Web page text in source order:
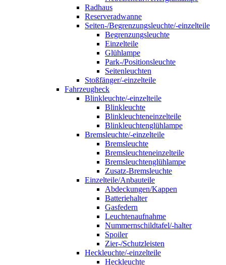
Radhaus
Reserveradwanne
Seiten-/Begrenzungsleuchte/-einzelteile
Begrenzungsleuchte
Einzelteile
Glühlampe
Park-/Positionsleuchte
Seitenleuchten
Stoßfänger/-einzelteile
Fahrzeugheck
Blinkleuchte/-einzelteile
Blinkleuchte
Blinkleuchteneinzelteile
Blinkleuchtenglühlampe
Bremsleuchte/-einzelteile
Bremsleuchte
Bremsleuchteneinzelteile
Bremsleuchtenglühlampe
Zusatz-Bremsleuchte
Einzelteile/Anbauteile
Abdeckungen/Kappen
Batteriehalter
Gasfedern
Leuchtenaufnahme
Nummernschildtafel/-halter
Spoiler
Zier-/Schutzleisten
Heckleuchte/-einzelteile
Heckleuchte